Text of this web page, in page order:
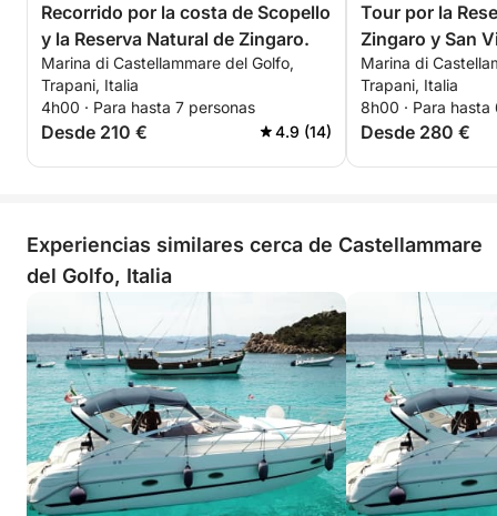
Recorrido por la costa de Scopello
y la Reserva Natural de Zingaro.
Marina di Castellammare del Golfo,
Trapani, Italia
4h00 · Para hasta 7 personas
Desde 210 € 4.9 (14)
Tour por la
Zingaro y San
Marina di
Trapani, Italia
8h00 · Para hasta
Desde 280 €
Experiencias similares cerca de Castellammare
del Golfo, Italia